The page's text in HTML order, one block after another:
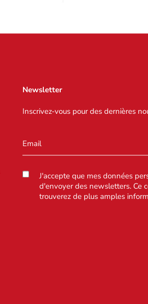
Newsletter
Inscrivez-vous pour des dernières
J'accepte que mes données
d'envoyer des newsletters. Ce
trouverez de plus amples